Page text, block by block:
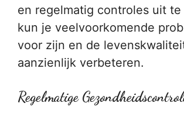
en regelmatig controles uit te
kun je veelvoorkomende
voor zijn en de
aanzienlijk verbeteren.
Regelmatige